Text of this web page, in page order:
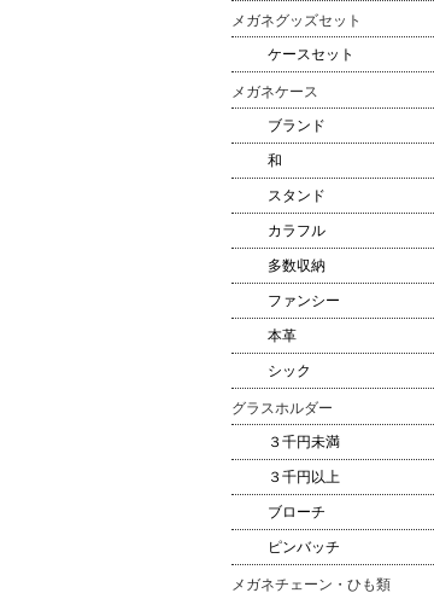
メガネグッズセット
ケースセット
メガネケース
ブランド
和
スタンド
カラフル
多数収納
ファンシー
本革
シック
グラスホルダー
３千円未満
３千円以上
ブローチ
ピンバッチ
メガネチェーン・ひも類